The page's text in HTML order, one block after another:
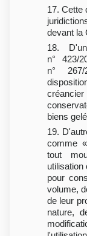
17. Cette
devant la
18.
n° 423/
n°
biens
19.
comme
tout
utilisation
pour
volume,
de leur
nature,